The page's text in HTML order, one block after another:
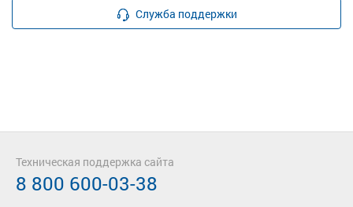
Служба поддержки
Техническая поддержка сайта
8 800 600-03-38